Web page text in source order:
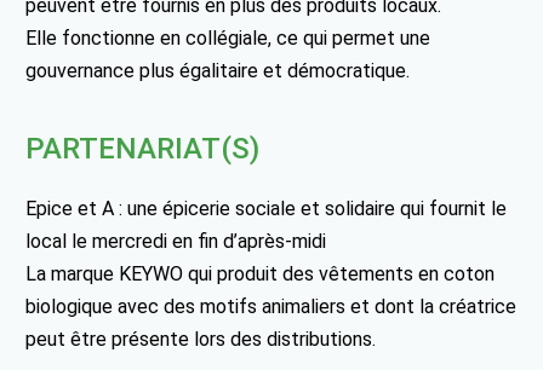
peuvent être fournis en plus des produits locaux.
Elle fonctionne en collégiale, ce qui permet une
gouvernance plus égalitaire et démocratique.
PARTENARIAT(S)
Epice et A : une épicerie sociale et solidaire qui fournit le
local le mercredi en fin d’après-midi
La marque KEYWO qui produit des vêtements en coton
biologique avec des motifs animaliers et dont la créatrice
peut être présente lors des distributions.